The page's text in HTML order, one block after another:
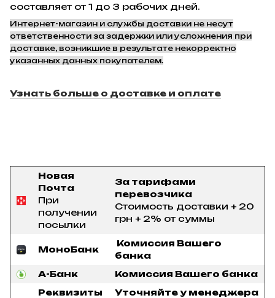
составляет от 1 до 3 рабочих дней.
Интернет-магазин и службы доставки не несут
ответственности за задержки или усложнения при
доставке, возникшие в результате некорректно
указанных данных покупателем.
Узнать больше о доставке и оплате
Новая
Почта
При
получении
посылки
За тарифами
перевозчика
Стоимость доставки + 20
грн + 2% от суммы
МоноБанк
Комиссия Вашего
банка
А-Банк
Комиссия Вашего банка
Реквизиты
Уточняйте у менеджера